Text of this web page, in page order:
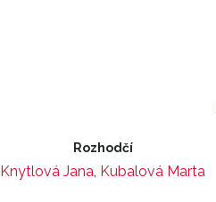
Rozhodčí
Knytlová Jana, Kubalová Marta